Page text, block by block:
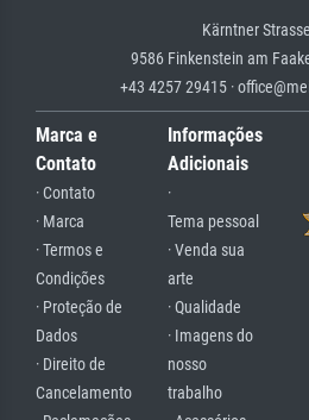
Kärntner
9586 Finkenstein am
+43 4257 29415 ·
Marca e
Contato
· Contato
· Marca
· Termos e
Condições
· Proteção de
Dados
· Direito de
Cancelamento
Informações
Adicionais
·
Tema pessoal
· Venda sua
arte
· Qualidade
· Imagens do
nosso
trabalho